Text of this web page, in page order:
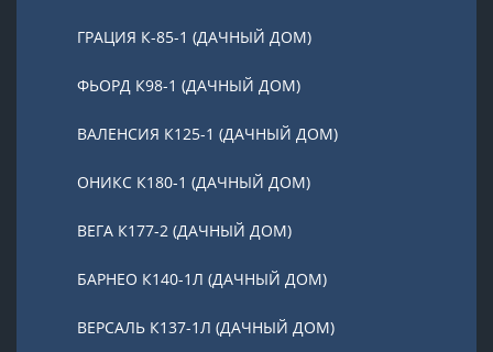
ГРАЦИЯ К-85-1 (ДАЧНЫЙ ДОМ)
ФЬОРД К98-1 (ДАЧНЫЙ ДОМ)
ВАЛЕНСИЯ К125-1 (ДАЧНЫЙ ДОМ)
ОНИКС К180-1 (ДАЧНЫЙ ДОМ)
ВЕГА К177-2 (ДАЧНЫЙ ДОМ)
БАРНЕО К140-1Л (ДАЧНЫЙ ДОМ)
ВЕРСАЛЬ К137-1Л (ДАЧНЫЙ ДОМ)